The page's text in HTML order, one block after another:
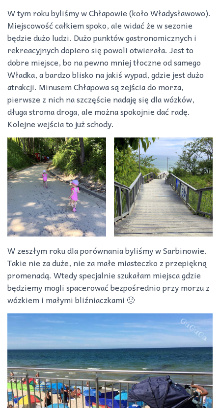
W tym roku byliśmy w Chłapowie (koło Władysławowo).
Miejscowość całkiem spoko, ale widać że w sezonie
będzie dużo ludzi. Dużo punktów gastronomicznych i
rekreacyjnych dopiero się powoli otwierała. Jest to
dobre miejsce, bo na pewno mniej tłoczne od samego
Władka, a bardzo blisko na jakiś wypad, gdzie jest dużo
atrakcji. Minusem Chłapowa są zejścia do morza,
pierwsze z nich na szczęście nadaję się dla wózków,
długa stroma droga, ale można spokojnie dać radę.
Kolejne wejścia to już schody.
W zeszłym roku dla porównania byliśmy w Sarbinowie.
Takie nie za duże, nie za małe miasteczko z przepiękną
promenadą. Wtedy specjalnie szukałam miejsca gdzie
będziemy mogli spacerować bezpośrednio przy morzu z
wózkiem i małymi bliźniaczkami 🙂